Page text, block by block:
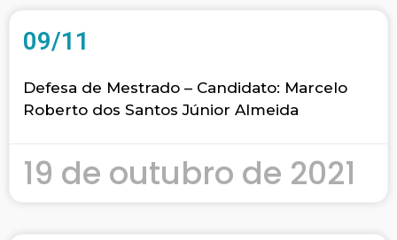
09/11
Defesa de Mestrado – Candidato: Marcelo
Roberto dos Santos Júnior Almeida
19 de outubro de 2021